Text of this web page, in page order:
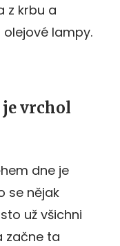
z krbu a
lampy.
je vrchol
dne je
se nějak
už všichni
začne ta